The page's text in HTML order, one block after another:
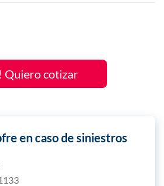
Quiero cotizar
en caso de siniestros